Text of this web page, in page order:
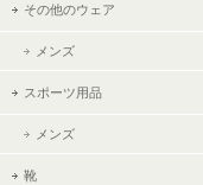
その他のウェア
メンズ
スポーツ用品
メンズ
靴